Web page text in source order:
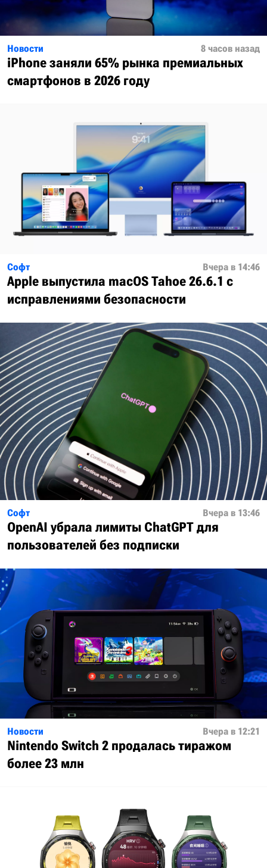
Новости 8 часов назад
iPhone заняли 65% рынка премиальных
смартфонов в 2026 году
Софт Вчера в 14:46
Apple выпустила macOS Tahoe 26.6.1 с
исправлениями безопасности
Софт Вчера в 13:46
OpenAI убрала лимиты ChatGPT для
пользователей без подписки
Новости Вчера в 12:21
Nintendo Switch 2 продалась тиражом
более 23 млн